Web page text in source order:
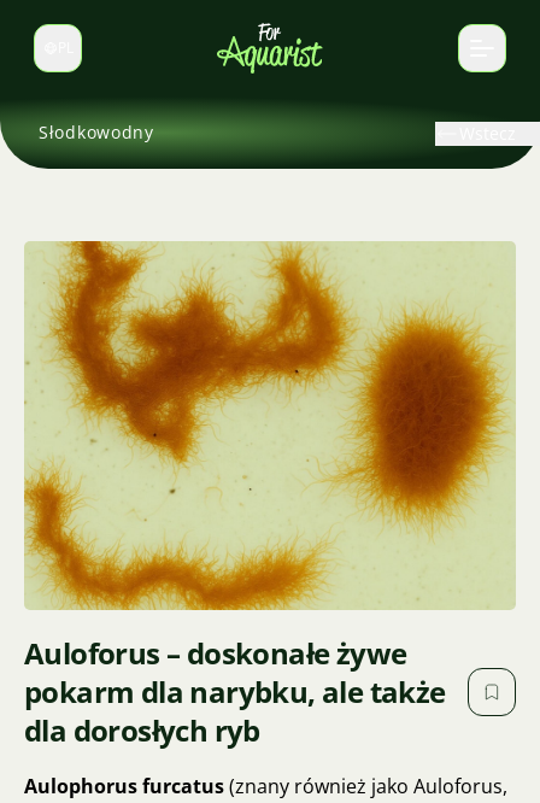
Zmień język
Słodkowodny
Auloforus – doskonałe żywe
pokarm dla narybku, ale także
dla dorosłych ryb
Aulophorus furcatus(znany również jako Auloforus,